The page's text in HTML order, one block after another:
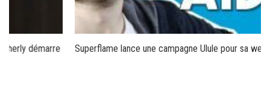
Superflame lance une campagne Ulule pour sa web-série